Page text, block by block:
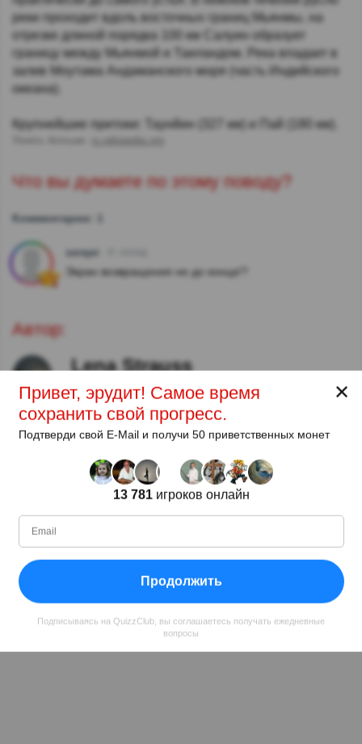
реки проходит вдоль восточных границ Мьянмы, на
отрезке длиной порядка 100 км Салуин образует
границу между Мьянмой и Таиландом. Река впадает в
залив Моутама Андаманского моря (часть Индийского
океана).
Крупнейшие притоки: Таунйин (327 км) и Пай (180 км).
Что вы думаете по этому поводу?
Комментарии: 1
serqei
Экран возвращения не до конца!?
Автор:
Lena Strauss
Автор
С Уровень Очков Вопросов
Поделиться
✕
Привет, эрудит! Самое время
сохранить свой прогресс.
Подтверди свой E-Mail и получи 50 приветственных монет
13 781игроков онлайн
Продолжить
Подписываясь на QuizzClub, вы соглашаетесь получать ежедневные
вопросы